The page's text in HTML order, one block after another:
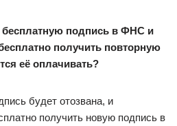
подпись в ФНС и
получить повторную
её оплачивать?
будет отозвана, и
получить новую подпись в